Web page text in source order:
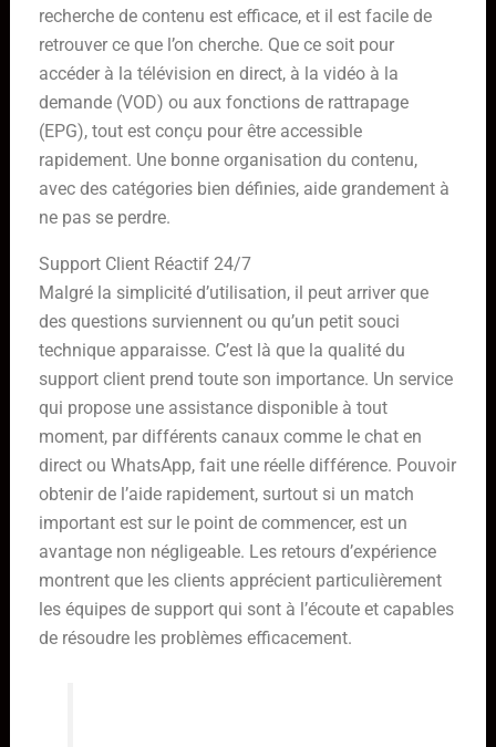
recherche de contenu est efficace, et il est facile de
retrouver ce que l’on cherche. Que ce soit pour
accéder à la télévision en direct, à la vidéo à la
demande (VOD) ou aux fonctions de rattrapage
(EPG), tout est conçu pour être accessible
rapidement. Une bonne organisation du contenu,
avec des catégories bien définies, aide grandement à
ne pas se perdre.
Support Client Réactif 24/7
Malgré la simplicité d’utilisation, il peut arriver que
des questions surviennent ou qu’un petit souci
technique apparaisse. C’est là que la qualité du
support client prend toute son importance. Un service
qui propose une assistance disponible à tout
moment, par différents canaux comme le chat en
direct ou WhatsApp, fait une réelle différence. Pouvoir
obtenir de l’aide rapidement, surtout si un match
important est sur le point de commencer, est un
avantage non négligeable. Les retours d’expérience
montrent que les clients apprécient particulièrement
les équipes de support qui sont à l’écoute et capables
de résoudre les problèmes efficacement.